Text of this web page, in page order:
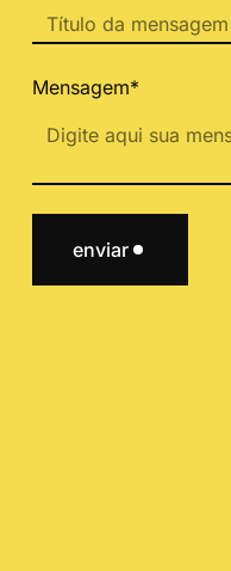
Mensagem*
enviar